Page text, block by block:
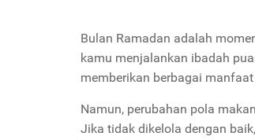
Bulan Ramadan adalah
kamu menjalankan ibadah
memberikan berbagai
Namun, perubahan pola
Jika tidak dikelola dengan